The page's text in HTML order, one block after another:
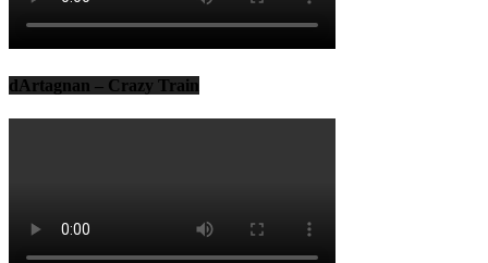
dArtagnan – Crazy Train